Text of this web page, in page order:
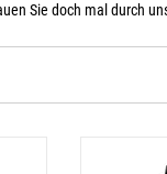
Sie doch mal durch